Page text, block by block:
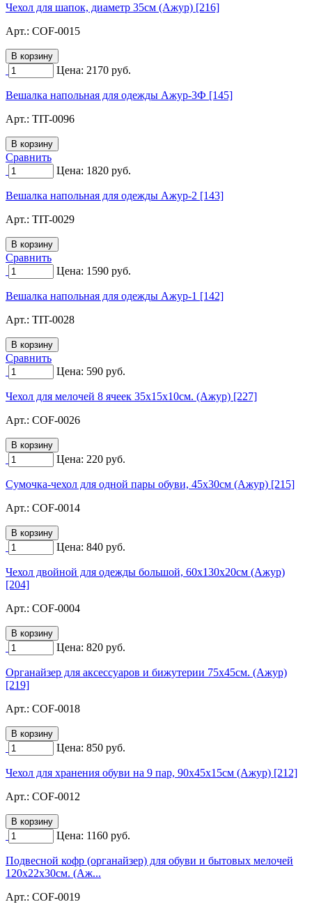
Чехол для шапок, диаметр 35см (Ажур) [216]
Арт.: COF-0015
Цена: 2170 руб.
Вешалка напольная для одежды Ажур-3Ф [145]
Арт.: TIT-0096
Сравнить
Цена: 1820 руб.
Вешалка напольная для одежды Ажур-2 [143]
Арт.: TIT-0029
Сравнить
Цена: 1590 руб.
Вешалка напольная для одежды Ажур-1 [142]
Арт.: TIT-0028
Сравнить
Цена: 590 руб.
Чехол для мелочей 8 ячеек 35х15х10см. (Ажур) [227]
Арт.: COF-0026
Цена: 220 руб.
Сумочка-чехол для одной пары обуви, 45х30см (Ажур) [215]
Арт.: COF-0014
Цена: 840 руб.
Чехол двойной для одежды большой, 60х130х20см (Ажур)
[204]
Арт.: COF-0004
Цена: 820 руб.
Органайзер для аксессуаров и бижутерии 75х45см. (Ажур)
[219]
Арт.: COF-0018
Цена: 850 руб.
Чехол для хранения обуви на 9 пар, 90х45х15см (Ажур) [212]
Арт.: COF-0012
Цена: 1160 руб.
Подвесной кофр (органайзер) для обуви и бытовых мелочей
120х22х30см. (Аж...
Арт.: COF-0019